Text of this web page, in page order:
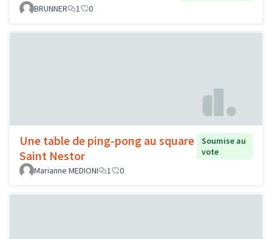
BRUNNER 1 0
Une table de ping-pong au square
Saint Nestor
Soumise au
vote
Marianne MEDIONI
1 0